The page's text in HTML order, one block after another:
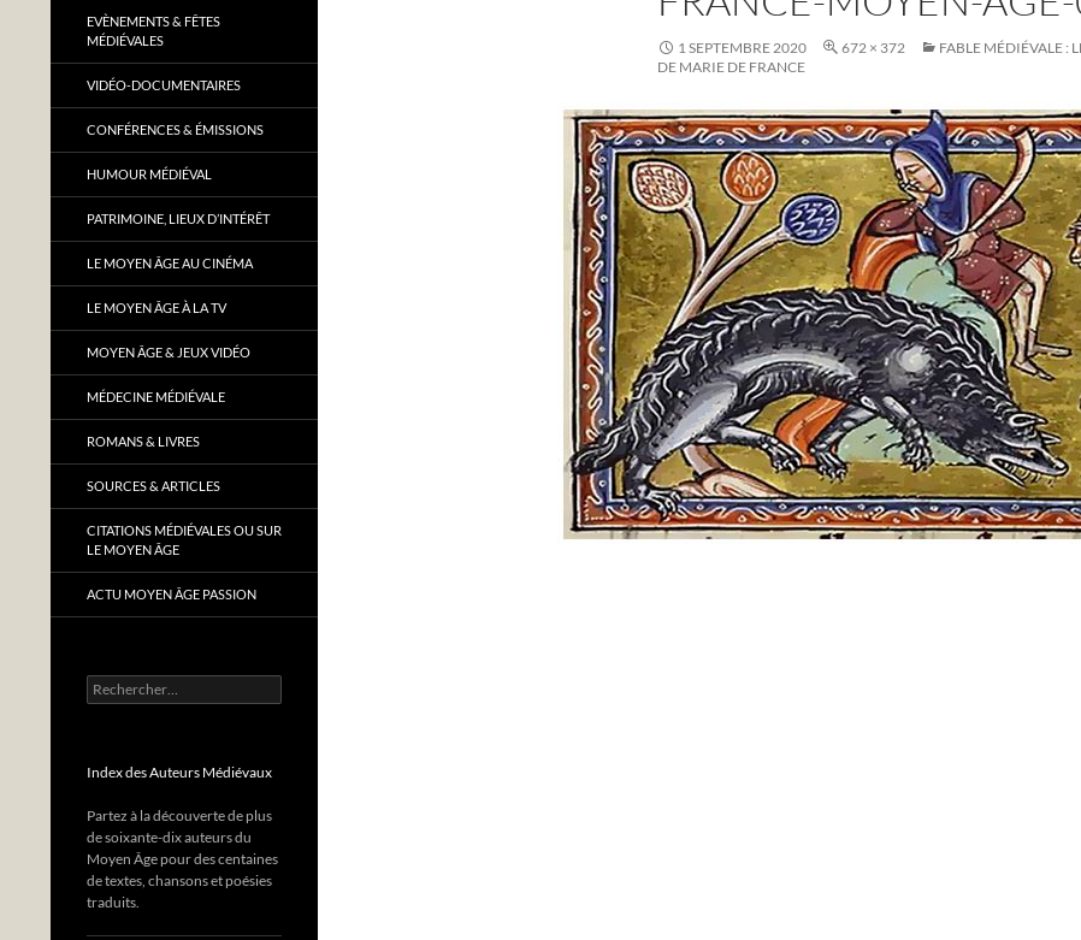
1 SEPTEMBRE 2020 672 × 372
FABLE MÉDIÉVALE :
DE MARIE DE FRANCE
EVÈNEMENTS & FÊTES
MÉDIÉVALES
VIDÉO-DOCUMENTAIRES
CONFÉRENCES & ÉMISSIONS
HUMOUR MÉDIÉVAL
PATRIMOINE, LIEUX D’INTÉRÊT
LE MOYEN ÂGE AU CINÉMA
LE MOYEN ÂGE À LA TV
MOYEN ÂGE & JEUX VIDÉO
MÉDECINE MÉDIÉVALE
ROMANS & LIVRES
SOURCES & ARTICLES
CITATIONS MÉDIÉVALES OU SUR
LE MOYEN ÂGE
ACTU MOYEN ÂGE PASSION
Rechercher :
Index des Auteurs Médiévaux
Partez à la découverte de plus
de soixante-dix auteurs du
Moyen Âge pour des centaines
de textes, chansons et poésies
traduits.